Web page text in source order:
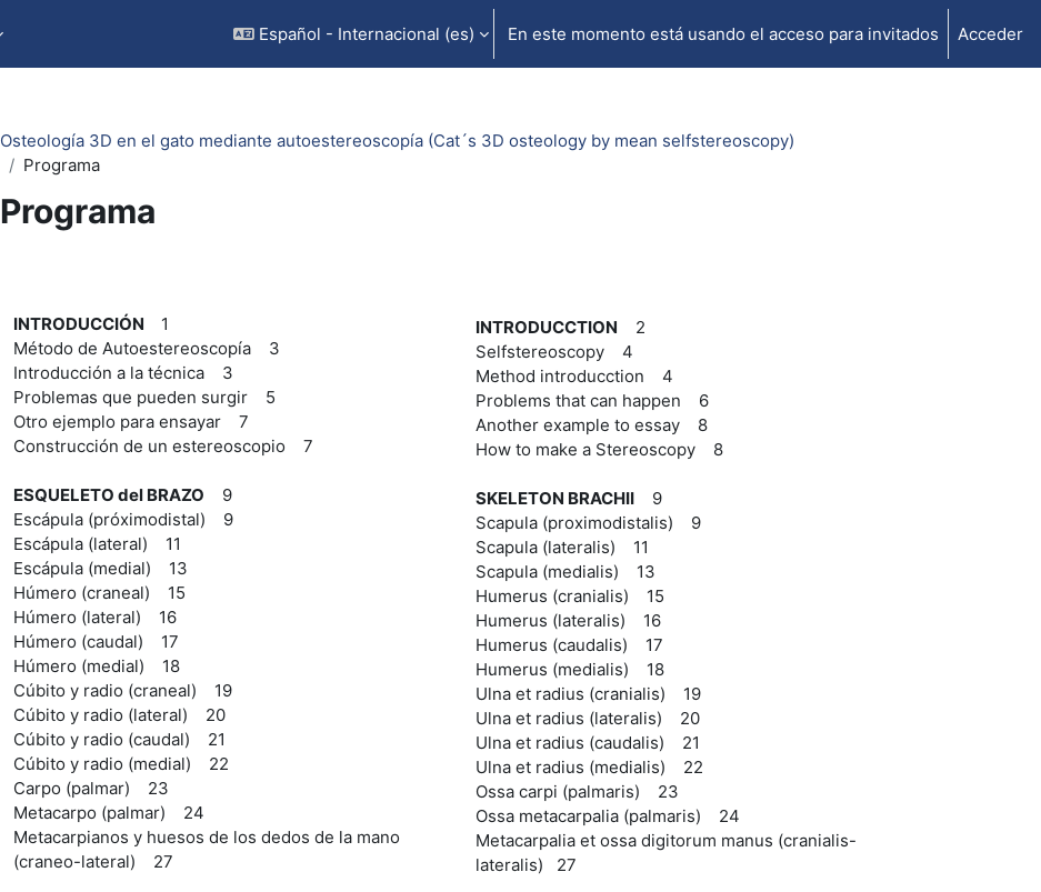
Español - Internacional ‎(es)‎ En este momento está usando el acceso para invitados Acceder
Osteología 3D en el gato mediante autoestereoscopía (Cat´s 3D osteology by mean selfstereoscopy)
Programa
Programa
INTRODUCCIÓN
1
Método de Autoestereoscopía 3
Introducción a la técnica 3
Problemas que pueden surgir 5
Otro ejemplo para ensayar 7
Construcción de un estereoscopio 7
ESQUELETO del BRAZO 9
Escápula (próximodistal) 9
Escápula (lateral) 11
Escápula (medial) 13
Húmero (craneal) 15
Húmero (lateral) 16
Húmero (caudal) 17
Húmero (medial) 18
Cúbito y radio (craneal) 19
Cúbito y radio (lateral) 20
Cúbito y radio (caudal) 21
Cúbito y radio (medial) 22
Carpo (palmar) 23
Metacarpo (palmar) 24
Metacarpianos y huesos de los dedos de la mano
(craneo-lateral) 27
INTRODUCCTION 2
Selfstereoscopy 4
Method introducction 4
Problems that can happen 6
Another example to essay 8
How to make a Stereoscopy 8
SKELETON BRACHII9
Scapula (proximodistalis) 9
Scapula (lateralis) 11
Scapula (medialis) 13
Humerus (cranialis) 15
Humerus (lateralis) 16
Humerus (caudalis) 17
Humerus (medialis) 18
Ulna et radius (cranialis) 19
Ulna et radius (lateralis) 20
Ulna et radius (caudalis) 21
Ulna et radius (medialis) 22
Ossa carpi (palmaris) 23
Ossa metacarpalia (palmaris) 24
Metacarpalia et ossa digitorum manus (cranialis-
lateralis) 27